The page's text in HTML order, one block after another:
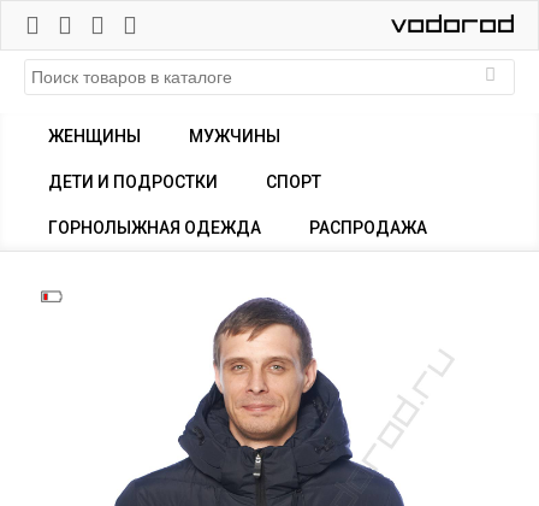
ЖЕНЩИНЫ МУЖЧИНЫ
ДЕТИ И ПОДРОСТКИ СПОРТ
ГОРНОЛЫЖНАЯ ОДЕЖДА РАСПРОДАЖА